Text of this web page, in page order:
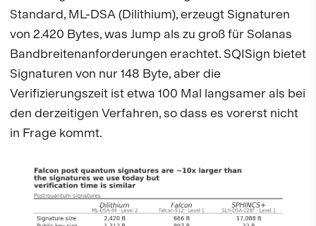
Standard, ML-DSA (Dilithium), erzeugt Signaturen
von 2.420 Bytes, was Jump als zu groß für Solanas
Bandbreitenanforderungen erachtet. SQISign bietet
Signaturen von nur 148 Byte, aber die
Verifizierungszeit ist etwa 100 Mal langsamer als bei
den derzeitigen Verfahren, so dass es vorerst nicht
in Frage kommt.